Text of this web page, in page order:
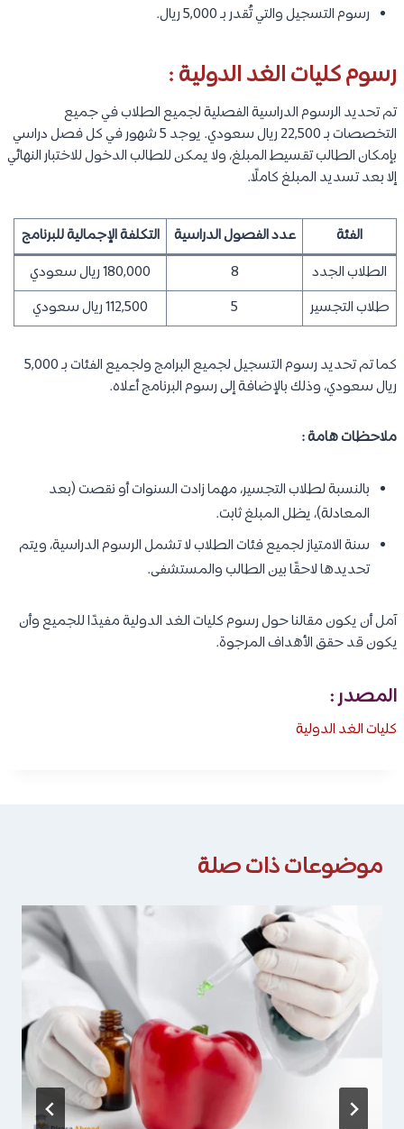
رسوم التسجيل والتي تُقدر بـ 5,000 ريال.
رسوم كليات الغد الدولية :
تم تحديد الرسوم الدراسية الفصلية لجميع الطلاب في جميع
التخصصات بـ 22,500 ريال سعودي. يوجد 5 شهور في كل فصل دراسي
بإمكان الطالب تقسيط المبلغ، ولا يمكن للطالب الدخول للاختبار النهائي
إلا بعد تسديد المبلغ كاملًا.
الفئة عدد الفصول الدراسية
التكلفة الإجمالية للبرنامج
الطلاب الجدد
8
180,000 ريال سعودي
طلاب التجسير
5 112,500 ريال سعودي
كما تم تحديد رسوم التسجيل لجميع البرامج ولجميع الفئات بـ 5,000
ريال سعودي، وذلك بالإضافة إلى رسوم البرنامج أعلاه.
ملاحظات هامة :
بالنسبة لطلاب التجسير، مهما زادت السنوات أو نقصت (بعد
المعادلة)، يظل المبلغ ثابت.
سنة الامتياز لجميع فئات الطلاب لا تشمل الرسوم الدراسية، ويتم
تحديدها لاحقًا بين الطالب والمستشفى.
آمل أن يكون مقالنا حول رسوم كليات الغد الدولية مفيدًا للجميع وأن
يكون قد حقق الأهداف المرجوة.
المصدر :
كليات الغد الدولية
موضوعات ذات صلة